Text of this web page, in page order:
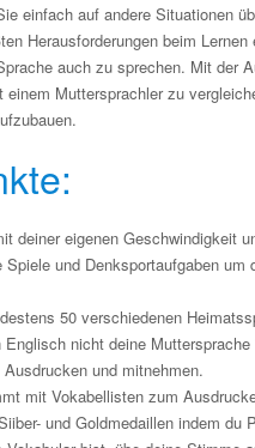
einfach auf andere Situationen
Herausforderungen beim
auch zu sprechen. Mit der
einem Muttersprachler zu
deiner eigenen Geschwindigkeit
und Denksportaufgaben
50 verschiedenen
Englisch nicht deine
und mitnehmen.
mit Vokabellisten zum
und Goldmedaillen indem du